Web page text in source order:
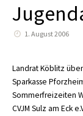
1. August 2006
Landrat Köblitz
Sparkasse
Sommerfreizeiten
CVJM Sulz am Eck